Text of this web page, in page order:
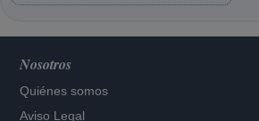
Nosotros
Quiénes somos
Aviso Legal